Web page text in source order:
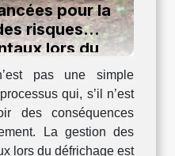
pour la
risques
lors du
pas une simple
qui, s’il n’est
des conséquences
La gestion des
lors du défrichage est